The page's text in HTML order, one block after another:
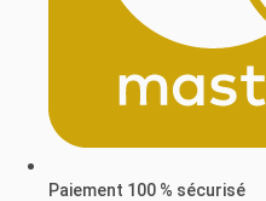
Paiement 100 % sécurisé